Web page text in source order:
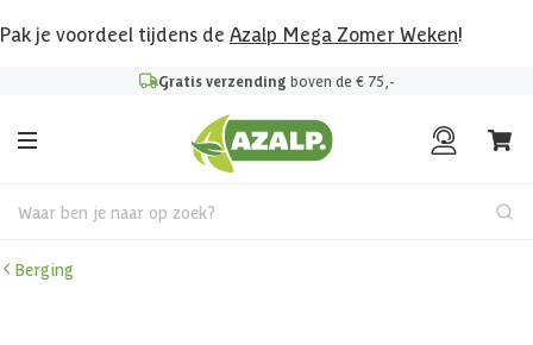
Pak je voordeel tijdens de Azalp Mega Zomer Weken!
Gratis verzending boven de € 75,-
Waar ben je naar op zoek?
Berging